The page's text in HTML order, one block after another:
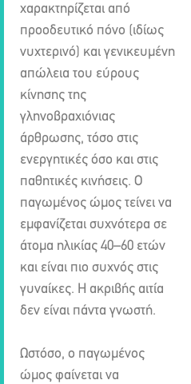
χαρακτηρίζεται από
προοδευτικό πόνο (ιδίως
νυχτερινό) και γενικευμένη
απώλεια του εύρους
κίνησης της
γληνοβραχιόνιας
άρθρωσης, τόσο στις
ενεργητικές όσο και στις
παθητικές κινήσεις. Ο
παγωμένος ώμος τείνει να
εμφανίζεται συχνότερα σε
άτομα ηλικίας 40–60 ετών
και είναι πιο συχνός στις
γυναίκες. Η ακριβής αιτία
δεν είναι πάντα γνωστή.
Ωστόσο, ο παγωμένος
ώμος φαίνεται να